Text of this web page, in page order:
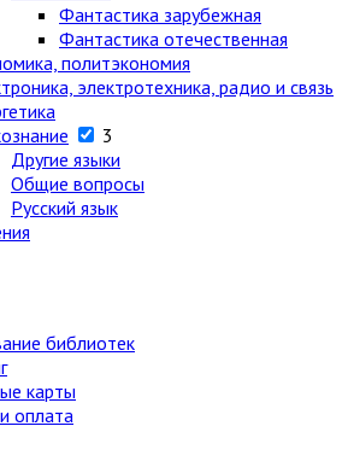
Фантастика зарубежная
Фантастика отечественная
политэкономия
электротехника, радио и связь
3
Другие языки
Общие вопросы
Русский язык
библиотек
карты
оплата